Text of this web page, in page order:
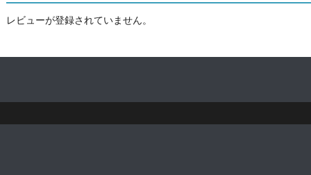
レビューが登録されていません。